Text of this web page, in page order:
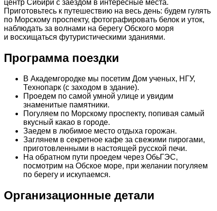
центр Сибири с заездом в интересные места.
Приготовьтесь к путешествию на весь день: будем гулять
по Морскому проспекту, фотографировать белок и уток,
наблюдать за волнами на берегу Обского моря
и восхищаться футуристическими зданиями.
Программа поездки
В Академгородке мы посетим Дом ученых, НГУ,
Технопарк (с заходом в здание).
Проедем по самой умной улице и увидим
знаменитые памятники.
Погуляем по Морскому проспекту, попивая самый
вкусный какао в городе.
Заедем в любимое место отдыха горожан.
Заглянем в секретное кафе за свежими пирогами,
приготовленными в настоящей русской печи.
На обратном пути проедем через ОбьГЭС,
посмотрим на Обское море, при желании погуляем
по берегу и искупаемся.
Организационные детали